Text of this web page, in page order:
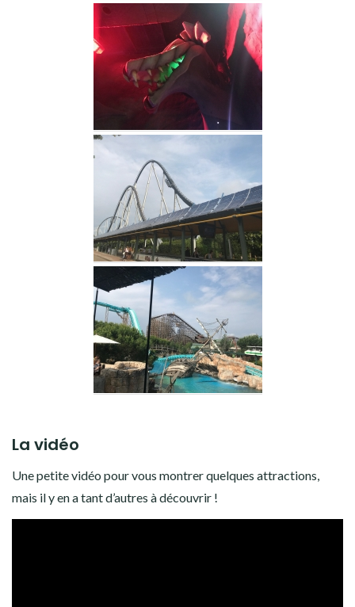
La vidéo
Une petite vidéo pour vous montrer quelques attractions,
mais il y en a tant d’autres à découvrir !